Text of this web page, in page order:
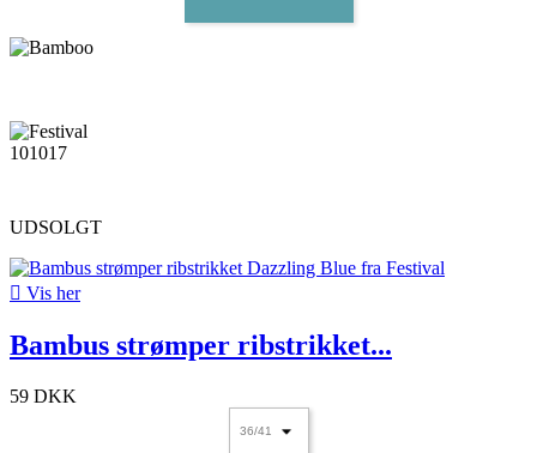
UDSOLGT
 Vis her
Bambus strømper ribstrikket...
59 DKK